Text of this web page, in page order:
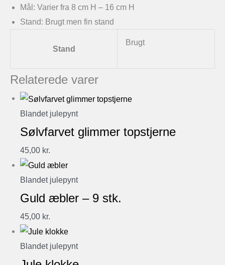
Mål: Varier fra 8 cm H – 16 cm H
Stand: Brugt men fin stand
Stand
Brugt
Relaterede varer
Blandet julepynt
Sølvfarvet glimmer topstjerne
45,00 kr.
Blandet julepynt
Guld æbler – 9 stk.
45,00 kr.
Blandet julepynt